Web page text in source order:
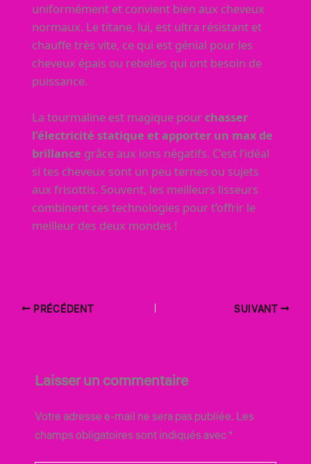
uniformément et convient bien aux cheveux
normaux. Le titane, lui, est ultra résistant et
chauffe très vite, ce qui est génial pour les
cheveux épais ou rebelles qui ont besoin de
puissance.
La tourmaline est magique pourchasser
l’électricité statique et apporter un max de
brillance grâce aux ions négatifs. C’est l’idéal
si tes cheveux sont un peu ternes ou sujets
aux frisottis. Souvent, les meilleurs lisseurs
combinent ces technologies pour t’offrir le
meilleur des deux mondes !
PRÉCÉDENT SUIVANT
Laisser un commentaire
Votre adresse e-mail ne sera pas publiée. Les
champs obligatoires sont indiqués avec*